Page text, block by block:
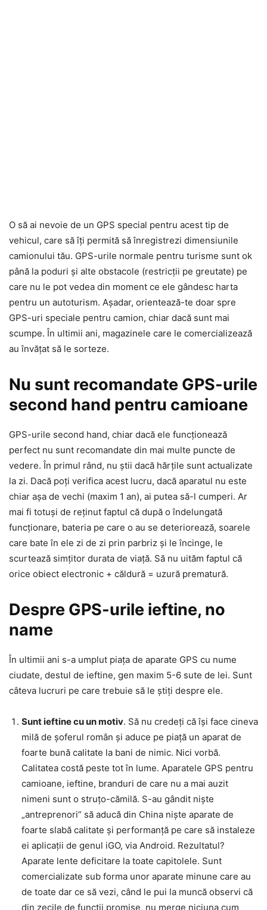
O să ai nevoie de un GPS special pentru acest tip de
vehicul, care să îți permită să înregistrezi dimensiunile
camionului tău. GPS-urile normale pentru turisme sunt ok
până la poduri și alte obstacole (restricții pe greutate) pe
care nu le pot vedea din moment ce ele gândesc harta
pentru un autoturism. Așadar, orientează-te doar spre
GPS-uri speciale pentru camion, chiar dacă sunt mai
scumpe. În ultimii ani, magazinele care le comercializează
au învățat să le sorteze.
Nu sunt recomandate GPS-urile
second hand pentru camioane
GPS-urile second hand, chiar dacă ele funcționează
perfect nu sunt recomandate din mai multe puncte de
vedere. În primul rând, nu știi dacă hărțile sunt actualizate
la zi. Dacă poți verifica acest lucru, dacă aparatul nu este
chiar așa de vechi (maxim 1 an), ai putea să-l cumperi. Ar
mai fi totuși de reținut faptul că după o îndelungată
funcționare, bateria pe care o au se deteriorează, soarele
care bate în ele zi de zi prin parbriz și le încinge, le
scurtează simțitor durata de viață. Să nu uităm faptul că
orice obiect electronic + căldură = uzură prematură.
Despre GPS-urile ieftine, no
name
În ultimii ani s-a umplut piața de aparate GPS cu nume
ciudate, destul de ieftine, gen maxim 5-6 sute de lei. Sunt
câteva lucruri pe care trebuie să le știți despre ele.
Sunt ieftine cu un motiv. Să nu credeți că își face cineva
milă de șoferul român și aduce pe piață un aparat de
foarte bună calitate la bani de nimic. Nici vorbă.
Calitatea costă peste tot în lume. Aparatele GPS pentru
camioane, ieftine, branduri de care nu a mai auzit
nimeni sunt o struțo-cămilă. S-au gândit niște
„antreprenori” să aducă din China niște aparate de
foarte slabă calitate și performanță pe care să instaleze
ei aplicații de genul iGO, via Android. Rezultatul?
Aparate lente deficitare la toate capitolele. Sunt
comercializate sub forma unor aparate minune care au
de toate dar ce să vezi, când le pui la muncă observi că
din zecile de funcții promise, nu merge niciuna cum